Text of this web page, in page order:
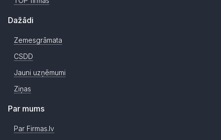
Dažādi
Zemesgrāmata
CSDD
Jauni uzņēmumi
Ziņas
Par mums
Par Firmas.lv